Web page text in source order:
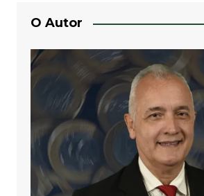
O Autor